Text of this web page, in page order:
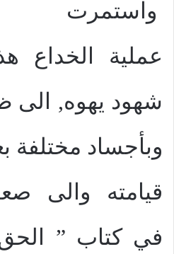
واستمرت
عملية الخداع
شهود يهوه, الى
وبأجساد مختلفة
قيامته والى
في كتاب ”